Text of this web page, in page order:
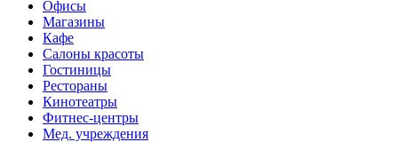
Офисы
Магазины
Кафе
Салоны красоты
Гостиницы
Рестораны
Кинотеатры
Фитнес-центры
Мед. учреждения